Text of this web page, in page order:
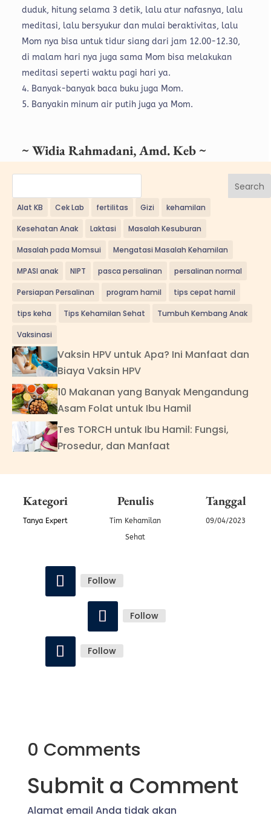
duduk, hitung selama 3 detik, lalu atur nafasnya, lalu
meditasi, lalu bersyukur dan mulai beraktivitas, lalu
Mom nya bisa untuk tidur siang dari jam 12.00-12.30,
di malam hari nya juga sama Mom bisa melakukan
meditasi seperti waktu pagi hari ya.
Banyak-banyak baca buku juga Mom.
Banyakin minum air putih juga ya Mom.
~ Widia Rahmadani, Amd. Keb ~
Search
Alat KB Cek Lab fertilitas Gizi kehamilan
Kesehatan Anak Laktasi Masalah Kesuburan
Masalah pada Momsui Mengatasi Masalah Kehamilan
MPASI anak NIPT pasca persalinan persalinan normal
Persiapan Persalinan program hamil tips cepat hamil
tips keha Tips Kehamilan Sehat Tumbuh Kembang Anak
Vaksinasi
Vaksin HPV untuk Apa? Ini Manfaat dan
Biaya Vaksin HPV
10 Makanan yang Banyak Mengandung
Asam Folat untuk Ibu Hamil
Tes TORCH untuk Ibu Hamil: Fungsi,
Prosedur, dan Manfaat
Kategori
Tanya Expert
Penulis
Tim Kehamilan
Sehat
Tanggal
09/04/2023
Follow
Follow
Follow
0 Comments
Submit a Comment
Alamat email Anda tidak akan